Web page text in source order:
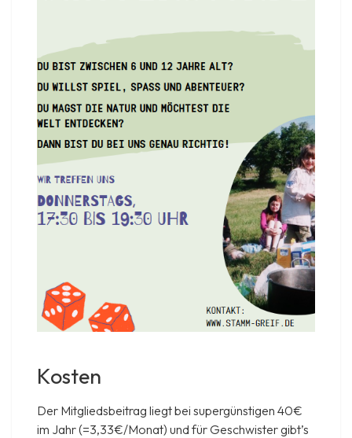
Kosten
Der Mitgliedsbeitrag liegt bei supergünstigen 40€
im Jahr (=3,33€/Monat) und für Geschwister gibt’s